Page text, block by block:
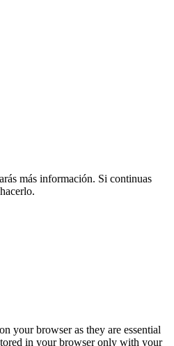
más información. Si continuas
your browser as they are essential
in your browser only with your